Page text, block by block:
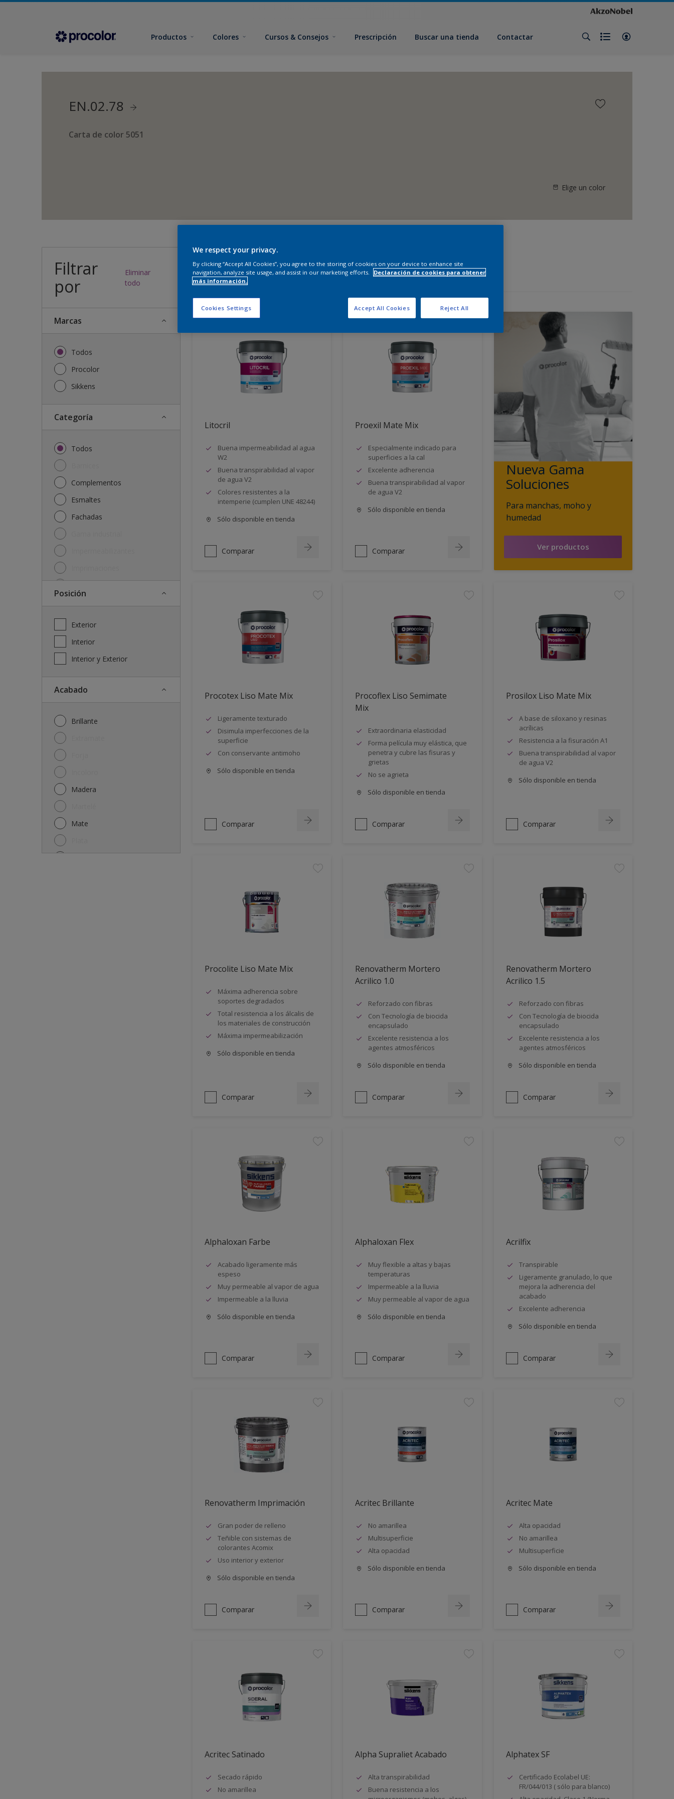
Productos Colores Cursos & Consejos Prescripción Buscar una tienda Contactar
EN.02.78
Carta de color 5051
Elige un color
Filtrar
por
Eliminar
todo
Marcas
Todos
Procolor
Sikkens
Categoría
Todos
Complementos
Esmaltes
Fachadas
posición
Exterior
Interior
Interior y Exterior
Acabado
Brillante
Madera
Mate
¿Qué productos necesitas?
29resultados para ti
Litocril
Buena impermeabilidad al agua
W2
Buena transpirabilidad al vapor
de agua V2
Colores resistentes a la
intemperie (cumplen UNE 48244)
Sólo disponible en tienda
Comparar
Proexil Mate Mix
Especialmente indicado para
superficies a la cal
Excelente adherencia
Buena transpirabilidad al vapor
de agua V2
Sólo disponible en tienda
Comparar
Nueva Gama
Soluciones
Para manchas, moho y
humedad
Ver productos
Procotex Liso Mate Mix
Ligeramente texturado
Disimula imperfecciones de la
superficie
Con conservante antimoho
Sólo disponible en tienda
Comparar
Procoflex Liso Semimate
Mix
Extraordinaria elasticidad
Forma película muy elástica, que
penetra y cubre las fisuras y
grietas
No se agrieta
Sólo disponible en tienda
Comparar
Prosilox Liso Mate Mix
A base de siloxano y resinas
acrílicas
Resistencia a la fisuración A1
Buena transpirabilidad al vapor
de agua V2
Sólo disponible en tienda
Comparar
Procolite Liso Mate Mix
Máxima adherencia sobre
soportes degradados
Total resistencia a los álcalis de
los materiales de construcción
Máxima impermeabilización
Sólo disponible en tienda
Comparar
Renovatherm Mortero
Acrilico 1.0
Reforzado con fibras
Con Tecnología de biocida
encapsulado
Excelente resistencia a los
agentes atmosféricos
Sólo disponible en tienda
Comparar
Renovatherm Mortero
Acrilico 1.5
Reforzado con fibras
Con Tecnología de biocida
encapsulado
Excelente resistencia a los
agentes atmosféricos
Sólo disponible en tienda
Comparar
Alphaloxan Farbe
Acabado ligeramente más
espeso
Muy permeable al vapor de agua
Impermeable a la lluvia
Sólo disponible en tienda
Comparar
Alphaloxan Flex
Muy flexible a altas y bajas
temperaturas
Impermeable a la lluvia
Muy permeable al vapor de agua
Sólo disponible en tienda
Comparar
Acrilfix
Transpirable
Ligeramente granulado, lo que
mejora la adherencia del
acabado
Excelente adherencia
Sólo disponible en tienda
Comparar
Renovatherm Imprimación
Gran poder de relleno
Teñible con sistemas de
colorantes Acomix
Uso interior y exterior
Sólo disponible en tienda
Comparar
Acritec Brillante
No amarillea
Multisuperficie
Alta opacidad
Sólo disponible en tienda
Comparar
Acritec Mate
Alta opacidad
No amarillea
Multisuperficie
Sólo disponible en tienda
Comparar
Acritec Satinado
Secado rápido
No amarillea
Alpha Supraliet Acabado
Alta transpirabilidad
Buena resistencia a los
Alphatex SF
Certificado Ecolabel UE:
FR/044/013 ( sólo para blanco)
We respect your privacy.
By clicking “Accept All Cookies”, you agree to the storing of cookies on your device to enhance site
navigation, analyze site usage, and assist in our marketing efforts.
Declaración de cookies para obtener
más información.
Cookies Settings Reject All
Accept All Cookies